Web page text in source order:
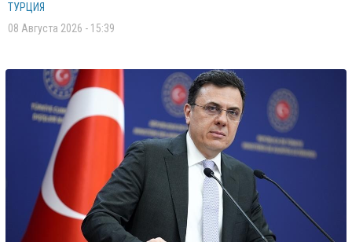
ТУРЦИЯ
08 Августа 2026 - 15:39